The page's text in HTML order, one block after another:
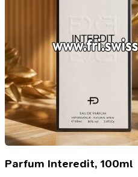
Parfum Interedit, 100ml